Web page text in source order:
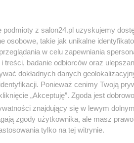
« WRÓĆ DO NOTKIz salon24.pl uzyskujemy
osobowe, takie jak unikalne
w celu zapewniania
badanie odbiorców oraz
dokładnych danych
Ponieważ cenimy Twoją
„Akceptuję”. Zgoda jest
znajdujący się w lewym
zgody użytkownika, ale masz
tylko na tej witrynie.